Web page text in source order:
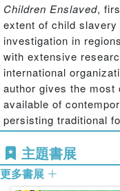
Children Enslaved,
extent of child
investigation in
with extensive
international
author gives the most
available of
persisting traditional
modern abuses and
child migrant workers
manufacturing
pornography and
主題書展
更多書展